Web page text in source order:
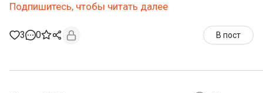
Подпишитесь, чтобы читать далее
3 0 В пост